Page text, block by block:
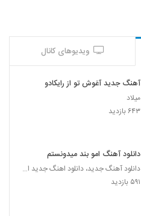
ویدیوهای کانال
آهنگ جدید آغوش تو از رایکادو
میلاد
۶۴۳ بازدید
دانلود آهنگ امو بند میدونستم
دانلود آهنگ جدید، دانلود اهنگ جدید ایرانی
۵۹۱ بازدید